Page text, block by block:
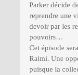
Parker décide
reprendre une
devoir par les
pouvoirs…
Cet épisode
Raimi. Une
puisque la